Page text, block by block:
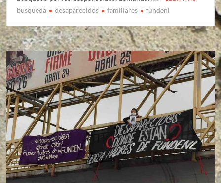
busqueda desaparecidos familiares fundenl